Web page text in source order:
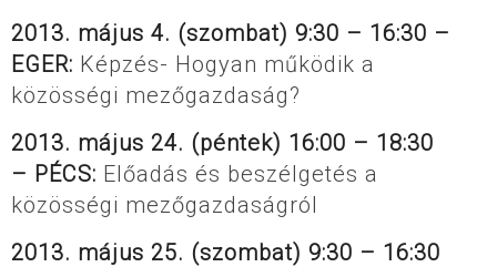
2013. május 4. (szombat) 9:30 – 16:30 –
EGER: Képzés- Hogyan működik a
közösségi mezőgazdaság?
2013. május 24. (péntek) 16:00 – 18:30
– PÉCS: Előadás és beszélgetés a
közösségi mezőgazdaságról
2013. május 25. (szombat) 9:30 – 16:30